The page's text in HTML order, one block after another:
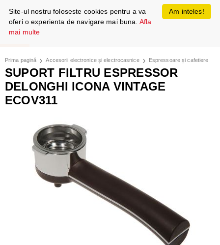
Prima pagină Accesorii electronice și electrocasnice Espressoare și cafetiere
SUPORT FILTRU ESPRESSOR
DELONGHI ICONA VINTAGE
ECOV311
Am inteles!
Site-ul nostru foloseste cookies pentru a va
oferi o experienta de navigare mai buna. Afla
mai multe